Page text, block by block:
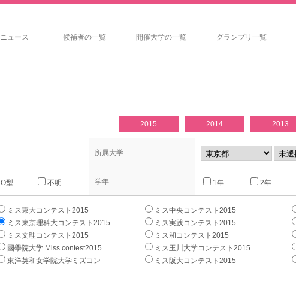
ニュース 候補者の一覧 開催大学の一覧 グランプリ一覧
2015 2014 2013
所属大学
O型 不明 学年 1年 2年
ミス東大コンテスト2015 ミス中央コンテスト2015
ミス東京理科大コンテスト2015 ミス実践コンテスト2015
ミス文理コンテスト2015 ミス和コンテスト2015
國學院大学 Miss contest2015 ミス玉川大学コンテスト2015
東洋英和女学院大学ミズコン ミス阪大コンテスト2015